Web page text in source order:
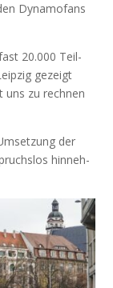
Dyna­mo­fans
20.000 Teil­
gezeigt
uns zu rech­nen
der
hin­neh­